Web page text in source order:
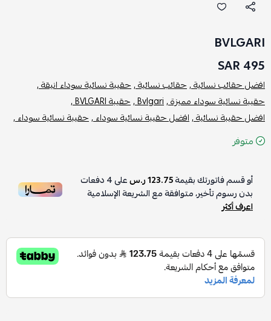
BVLGARI
495 SAR
افضل حقائب نسائية ,حقائب نسائية ,حقيبة نسائية سوداء انيقة ,
حقيبة نسائية سوداء مميزة ,Bvlgari , حقيبة BVLGARI ,
افضل حقيبة نسائية ,افضل حقيبة نسائية سوداء ,حقيبة نسائية سوداء ,
متوفر
أو قسم فاتورتك بقيمة123.75 ر.س على4دفعات
بدون رسوم تأخير، متوافقة مع الشريعة الإسلامية
اعرف أكثر